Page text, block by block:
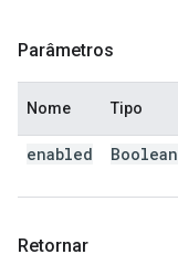
Parâmetros
Nome Tipo
enabled Boolean
Retornar